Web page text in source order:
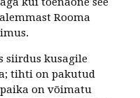
Rooma
siirdus kusagile
tihti on pakutud
on võimatu